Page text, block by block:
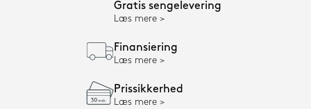
Gratis sengelevering
Læs mere
Finansiering
Læs mere
Prissikkerhed
Læs mere